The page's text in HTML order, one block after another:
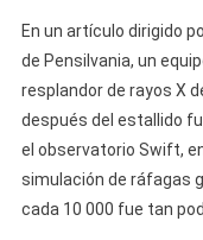
En un artículo dirigido
de Pensilvania, un
resplandor de rayos X
después del estallido
el observatorio Swift,
simulación de ráfagas
cada 10 000 fue tan